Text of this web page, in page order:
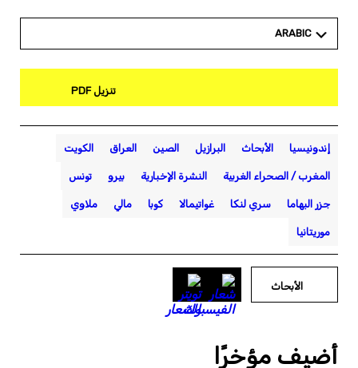
ARABIC
تنزيل PDF
إندونيسيا الأبحاث البرازيل الصين العراق الكويت
المغرب / الصحراء الغربية النشرة الإخبارية بيرو تونس
جزر البهاما سري لنكا غواتيمالا كوبا مالي ملاوي
موريتانيا
الأبحاث
أضيف مؤخرًا